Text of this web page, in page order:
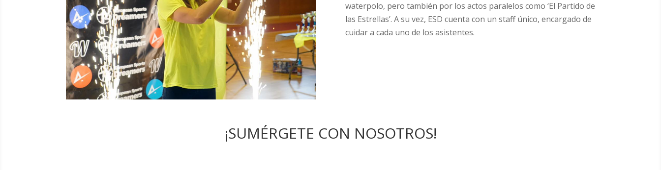
waterpolo, pero también por los actos paralelos como ‘El Partido de
las Estrellas’. A su vez, ESD cuenta con un staff único, encargado de
cuidar a cada uno de los asistentes.
¡SUMÉRGETE CON NOSOTROS!